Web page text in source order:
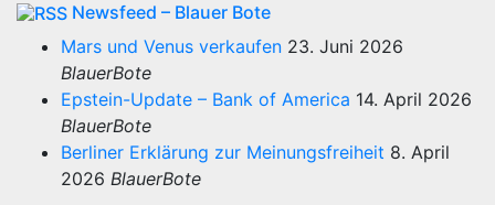
Newsfeed – Blauer Bote
Mars und Venus verkaufen 23. Juni 2026
BlauerBote
Epstein-Update – Bank of America 14. April 2026
BlauerBote
Berliner Erklärung zur Meinungsfreiheit 8. April
2026 BlauerBote